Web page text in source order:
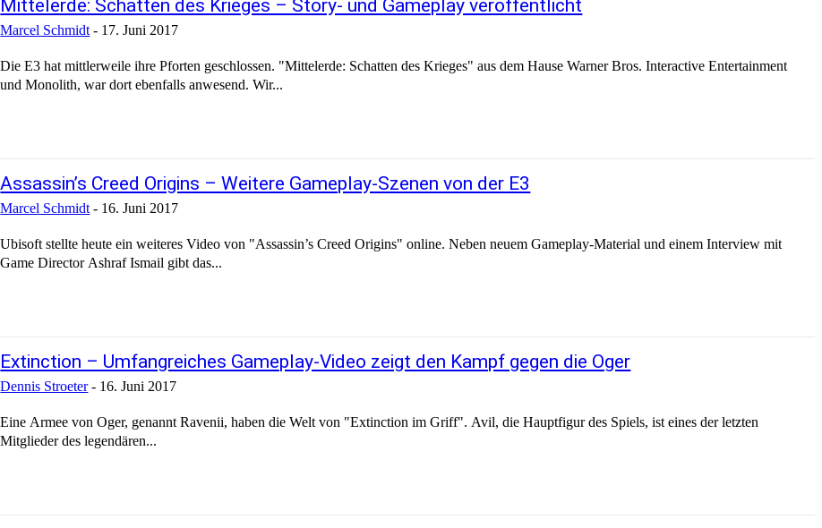
Mittelerde: Schatten des Krieges – Story- und Gameplay veröffentlicht
Marcel Schmidt - 17. Juni 2017
Die E3 hat mittlerweile ihre Pforten geschlossen. "Mittelerde: Schatten des Krieges" aus dem Hause Warner Bros. Interactive Entertainment
und Monolith, war dort ebenfalls anwesend. Wir...
Assassin’s Creed Origins – Weitere Gameplay-Szenen von der E3
Marcel Schmidt - 16. Juni 2017
Ubisoft stellte heute ein weiteres Video von "Assassin’s Creed Origins" online. Neben neuem Gameplay-Material und einem Interview mit
Game Director Ashraf Ismail gibt das...
Extinction – Umfangreiches Gameplay-Video zeigt den Kampf gegen die Oger
Dennis Stroeter - 16. Juni 2017
Eine Armee von Oger, genannt Ravenii, haben die Welt von "Extinction im Griff". Avil, die Hauptfigur des Spiels, ist eines der letzten
Mitglieder des legendären...